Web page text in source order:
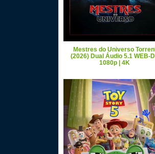
Mestres do Universo
(2026) Dual Áudio 5.1 WEB-
1080p | 4K